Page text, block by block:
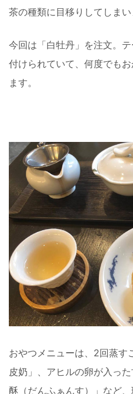
茶の種類に目移りしてしまい
今回は「白牡丹」を注文。
付けられていて、何度でも
ます。
おやつメニューは、2回蒸す
皮奶」、アヒルの卵が入っ
酥（だんふぁんす）」など、